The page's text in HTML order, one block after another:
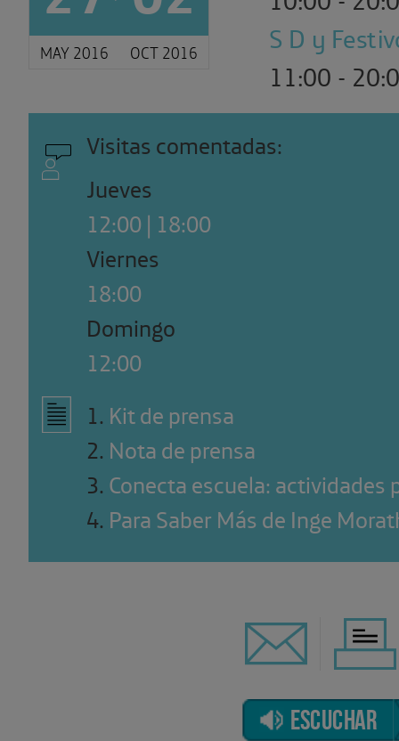
MAY 2016 OCT 2016 S D y
11:00 -
Visitas comentadas:
Jueves
12:00 | 18:00
Viernes
18:00
Domingo
12:00
1. Kit de prensa
2. Nota de prensa
3. Conecta escuela: actividades
4. Para Saber Más de Inge
ESCUCHAR